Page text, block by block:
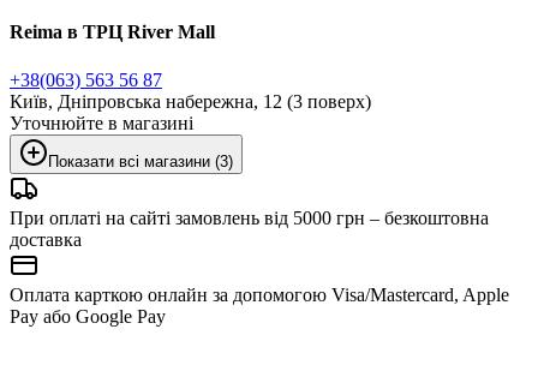
Reima в ТРЦ River Mall
+38(063) 563 56 87
Київ, Дніпровська набережна, 12 (3 поверх)
Уточнюйте в магазині
Показати всі магазини (3)
При оплаті на сайті замовлень від 5000 грн – безкоштовна
доставка
Оплата карткою онлайн за допомогою Visa/Mastercard, Apple
Pay або Google Pay